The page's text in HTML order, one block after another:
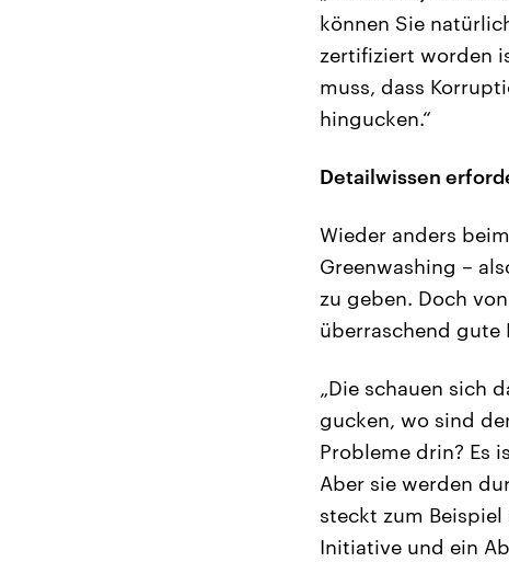
können Sie
zertifiziert worden
muss, dass
hingucken.“
Detailwissen
Wieder anders
Greenwashing –
zu geben. Doch
überraschend gute
„Die schauen sich
gucken, wo sind
Probleme drin? Es
Aber sie werden
steckt zum
Initiative und ein